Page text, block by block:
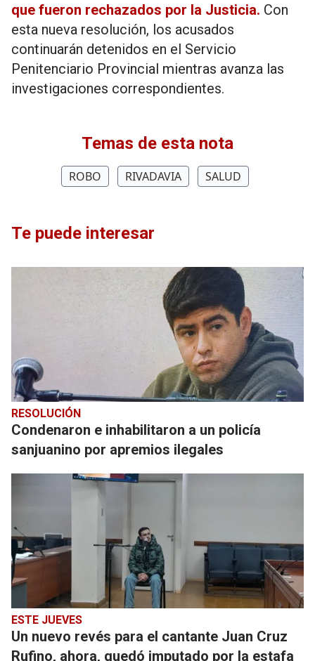
que fueron rechazados por la Justicia. Con
esta nueva resolución, los acusados
continuarán detenidos en el Servicio
Penitenciario Provincial mientras avanza las
investigaciones correspondientes.
Temas de esta nota
ROBO RIVADAVIA SALUD
Te puede interesar
RESOLUCIÓN
Condenaron e inhabilitaron a un policía
sanjuanino por apremios ilegales
ESTE JUEVES
Un nuevo revés para el cantante Juan Cruz
Rufino, ahora, quedó imputado por la estafa